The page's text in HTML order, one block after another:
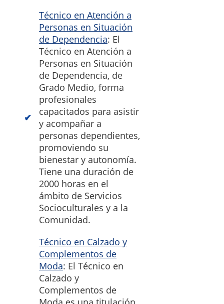
Técnico en Atención a
Personas en Situación
de Dependencia: El
Técnico en Atención a
Personas en Situación
de Dependencia, de
Grado Medio, forma
profesionales
capacitados para asistir
y acompañar a
personas dependientes,
promoviendo su
bienestar y autonomía.
Tiene una duración de
2000 horas en el
ámbito de Servicios
Socioculturales y a la
Comunidad.
Técnico en Calzado y
Complementos de
Moda: El Técnico en
Calzado y
Complementos de